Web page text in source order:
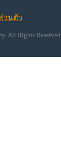
วนตัว
All Rights Reserved.